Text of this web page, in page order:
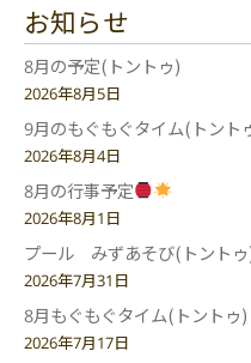
お知らせ
8月の予定(トントゥ)
2026年8月5日
9月のもぐもぐタイム(トント
2026年8月4日
8月の行事予定
2026年8月1日
プール みずあそび(トント
2026年7月31日
8月もぐもぐタイム(トントゥ)
2026年7月17日